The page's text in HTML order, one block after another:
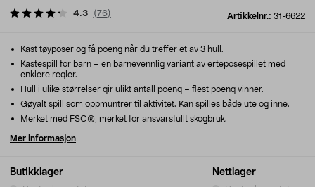
Artikkelnr.: 31-6622
4.3 (76)
Butikklager Nettlager
Kast tøyposer og få poeng når du treffer et av 3 hull.
Kastespill for barn – en barnevennlig variant av erteposespillet med
enklere regler.
Hull i ulike størrelser gir ulikt antall poeng – flest poeng vinner.
Gøyalt spill som oppmuntrer til aktivitet. Kan spilles både ute og inne.
Merket med FSC®, merket for ansvarsfullt skogbruk.
Mer informasjon